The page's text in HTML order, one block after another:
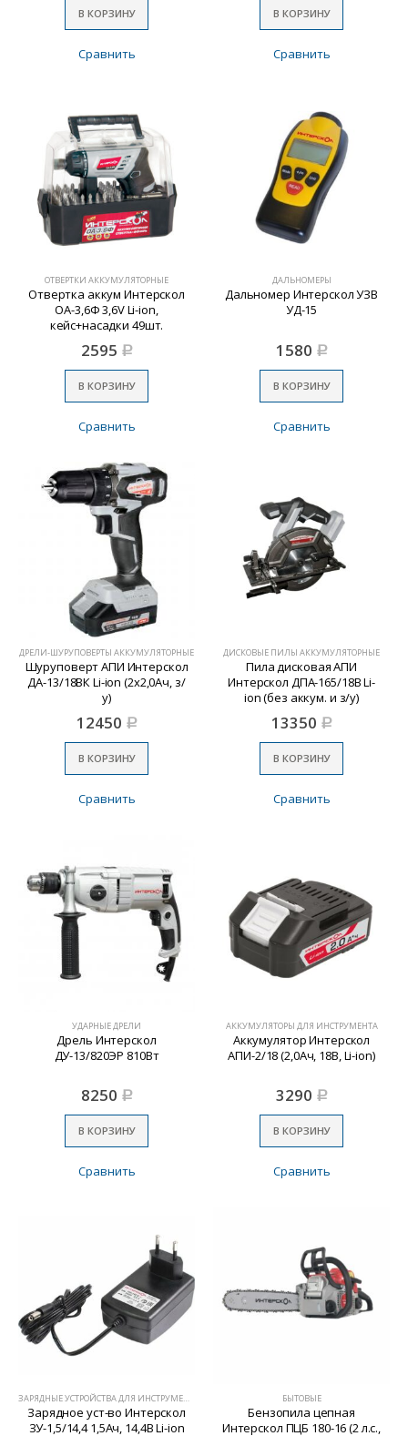
В КОРЗИНУ
Сравнить
В КОРЗИНУ
Сравнить
ОТВЕРТКИ АККУМУЛЯТОРНЫЕ
Отвертка аккум Интерскол
ОА-3,6Ф 3,6V Li-ion,
кейс+насадки 49шт.
2595 Р
В КОРЗИНУ
Сравнить
ДАЛЬНОМЕРЫ
Дальномер Интерскол УЗВ
УД-15
1580 Р
В КОРЗИНУ
Сравнить
ДРЕЛИ-ШУРУПОВЕРТЫ АККУМУЛЯТОРНЫЕ
Шуруповерт АПИ Интерскол
ДА-13/18ВК Li-ion (2х2,0Ач, з/
у)
12450 Р
В КОРЗИНУ
Сравнить
ДИСКОВЫЕ ПИЛЫ АККУМУЛЯТОРНЫЕ
Пила дисковая АПИ
Интерскол ДПА-165/18В Li-
ion (без аккум. и з/у)
13350 Р
В КОРЗИНУ
Сравнить
УДАРНЫЕ ДРЕЛИ
Дрель Интерскол
ДУ-13/820ЭР 810Вт
8250 Р
В КОРЗИНУ
Сравнить
АККУМУЛЯТОРЫ ДЛЯ ИНСТРУМЕНТА
Аккумулятор Интерскол
АПИ-2/18 (2,0Ач, 18В, Li-ion)
3290 Р
В КОРЗИНУ
Сравнить
ЗАРЯДНЫЕ УСТРОЙСТВА ДЛЯ ИНСТРУМЕНТА
Зарядное уст-во Интерскол
ЗУ-1,5/14,4 1,5Ач, 14,4В Li-ion
БЫТОВЫЕ
Бензопила цепная
Интерскол ПЦБ 180-16 (2 л.с.,